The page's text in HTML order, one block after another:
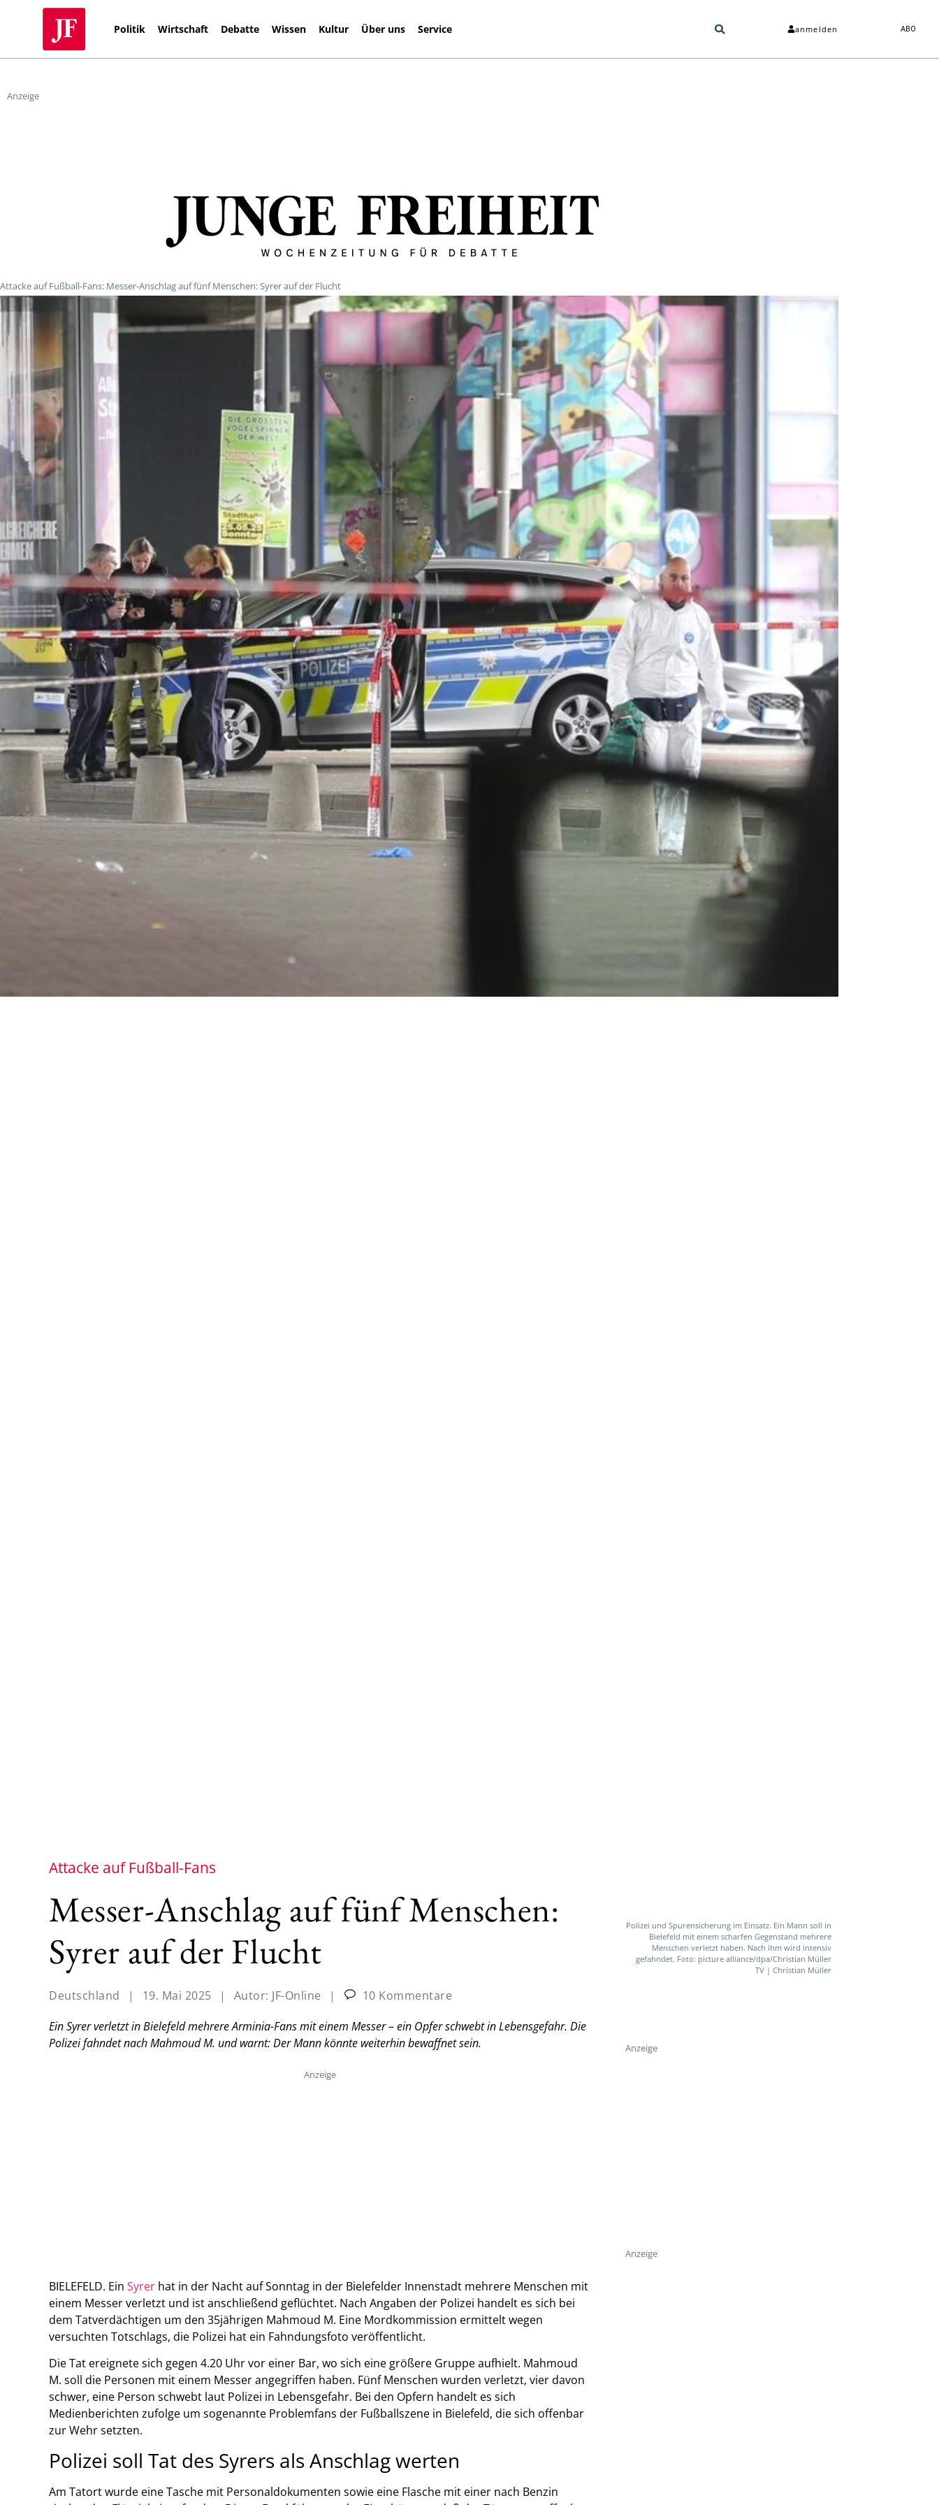
Politik Wirtschaft Debatte Wissen Kultur Über uns Service anmelden ABO
Anzeige
Attacke auf Fußball-Fans: Messer-Anschlag auf fünf Menschen: Syrer auf der Flucht
Attacke auf Fußball-Fans
Messer-Anschlag auf fünf Menschen:
Syrer auf der Flucht
Deutschland | 19. Mai 2025 | Autor: JF-Online |
10 Kommentare
Ein Syrer verletzt in Bielefeld mehrere Arminia-Fans mit einem Messer – ein Opfer schwebt in Lebensgefahr. Die
Polizei fahndet nach Mahmoud M. und warnt: Der Mann könnte weiterhin bewaffnet sein.
Anzeige
BIELEFELD. Ein Syrer hat in der Nacht auf Sonntag in der Bielefelder Innenstadt mehrere Menschen mit
einem Messer verletzt und ist anschließend geflüchtet. Nach Angaben der Polizei handelt es sich bei
dem Tatverdächtigen um den 35jährigen Mahmoud M. Eine Mordkommission ermittelt wegen
versuchten Totschlags, die Polizei hat ein Fahndungsfoto veröffentlicht.
Die Tat ereignete sich gegen 4.20 Uhr vor einer Bar, wo sich eine größere Gruppe aufhielt. Mahmoud
M. soll die Personen mit einem Messer angegriffen haben. Fünf Menschen wurden verletzt, vier davon
schwer, eine Person schwebt laut Polizei in Lebensgefahr. Bei den Opfern handelt es sich
Medienberichten zufolge um sogenannte Problemfans der Fußballszene in Bielefeld, die sich offenbar
zur Wehr setzten.
Polizei soll Tat des Syrers als Anschlag werten
Am Tatort wurde eine Tasche mit Personaldokumenten sowie eine Flasche mit einer nach Benzin
Polizei und Spurensicherung im Einsatz. Ein Mann soll in
Bielefeld mit einem scharfen Gegenstand mehrere
Menschen verletzt haben. Nach ihm wird intensiv
gefahndet. Foto: picture alliance/dpa/Christian Müller
TV | Christian Müller
Anzeige
Anzeige